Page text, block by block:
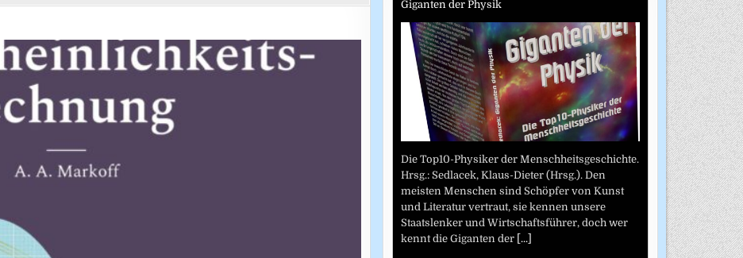
Giganten der Physik
Die Top10-Physiker der Menschheitsgeschichte.
Hrsg.: Sedlacek, Klaus-Dieter (Hrsg.). Den
meisten Menschen sind Schöpfer von Kunst
und Literatur vertraut, sie kennen unsere
Staatslenker und Wirtschaftsführer, doch wer
kennt die Giganten der [...]